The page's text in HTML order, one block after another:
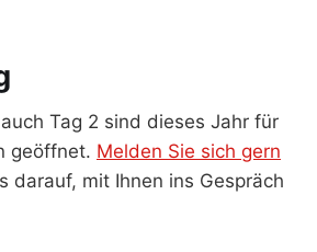
Tag 2 sind dieses Jahr für
geöffnet. Melden Sie sich gern
darauf, mit Ihnen ins Gespräch